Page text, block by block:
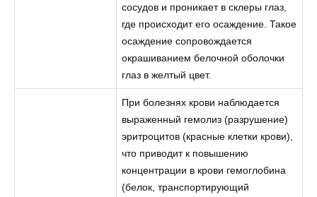
сосудов и проникает в склеры глаз,
где происходит его осаждение. Такое
осаждение сопровождается
окрашиванием белочной оболочки
глаз в желтый цвет.
При болезнях крови наблюдается
выраженный гемолиз (разрушение)
эритроцитов (красные клетки крови),
что приводит к повышению
концентрации в крови гемоглобина
(белок, транспортирующий